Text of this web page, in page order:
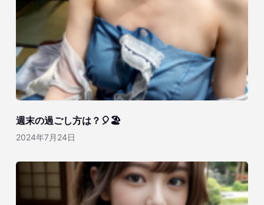
週末の過ごし方は？🎈🏖️
2024年7月24日